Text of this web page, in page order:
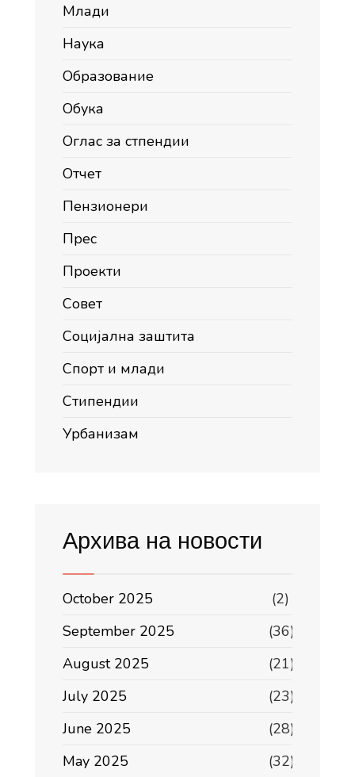
Млади
Наука
Образование
Обука
Оглас за стпендии
Отчет
Пензионери
Прес
Проекти
Совет
Социјална заштита
Спорт и млади
Стипендии
Урбанизам
Архива на новости
October 2025
(2)
September 2025
(36)
August 2025
(21)
July 2025
(23)
June 2025
(28)
May 2025
(32)